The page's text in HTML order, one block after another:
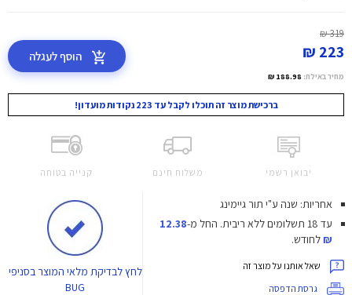
319 ₪
223 ₪
מחיר באילת: 188.98 ₪
הוסף לעגלה
ברכישת מוצר זה תוכלו לקבל עד 223 נקודות מועדון!
יבואן רשמי משלוח חינם קנייה בטוחה
אחריות: שנה ע"י תור גיימינג
עד 18 תשלומים ללא ריבית.
החל מ-12.38
₪לחודש.
שאל אותנו על מוצר זה
גרסת הדפסה
לחץלבדיקת מלאי המוצר בסניפי
BUG